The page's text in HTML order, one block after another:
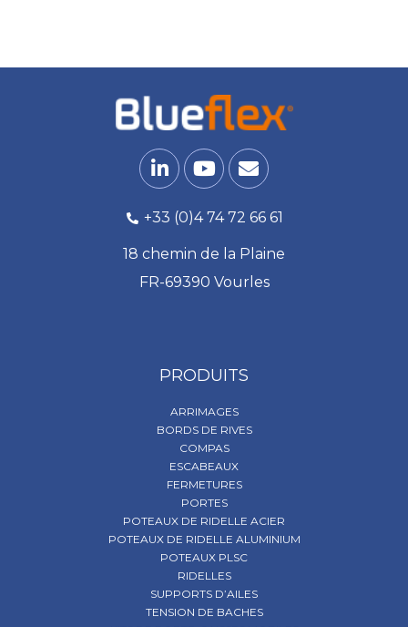
+33 (0)4 74 72 66 61
18 chemin de la Plaine
FR-69390 Vourles
PRODUITS
ARRIMAGES
BORDS DE RIVES
COMPAS
ESCABEAUX
FERMETURES
PORTES
POTEAUX DE RIDELLE ACIER
POTEAUX DE RIDELLE ALUMINIUM
POTEAUX PLSC
RIDELLES
SUPPORTS D’AILES
TENSION DE BACHES